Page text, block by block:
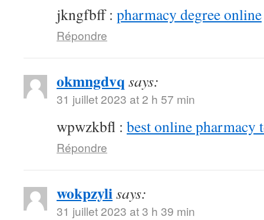
jkngfbff : pharmacy degree online
Répondre
okmngdvq says:
31 juillet 2023 at 2 h 57 min
wpwzkbfl : best online pharmacy
Répondre
wokpzylisays:
31 juillet 2023 at 3 h 39 min